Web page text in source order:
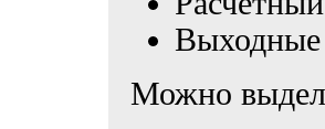
Выходные
Можно